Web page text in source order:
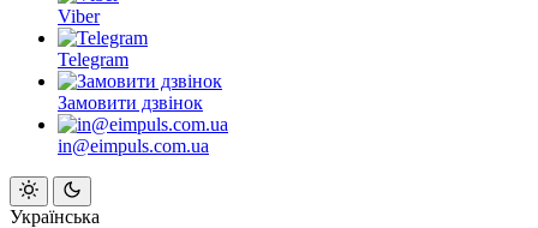
Viber
Telegram
Замовити дзвінок
in@eimpuls.com.ua
Українська